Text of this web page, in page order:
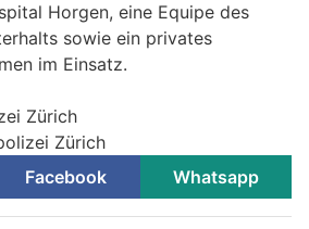
Horgen, eine Equipe des
sowie ein privates
im Einsatz.
Zürich
Zürich
Facebook Whatsapp